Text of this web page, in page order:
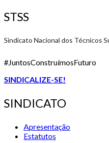
STSS
Sindicato Nacional dos Técnicos
#JuntosConstruímosFuturo
SINDICALIZE-SE!
SINDICATO
Apresentação
Estatutos